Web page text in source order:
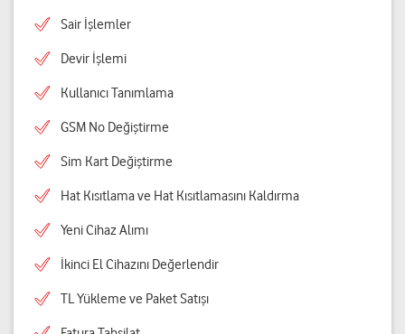
Sair İşlemler
Devir İşlemi
Kullanıcı Tanımlama
GSM No Değiştirme
Sim Kart Değiştirme
Hat Kısıtlama ve Hat Kısıtlamasını Kaldırma
Yeni Cihaz Alımı
İkinci El Cihazını Değerlendir
TL Yükleme ve Paket Satışı